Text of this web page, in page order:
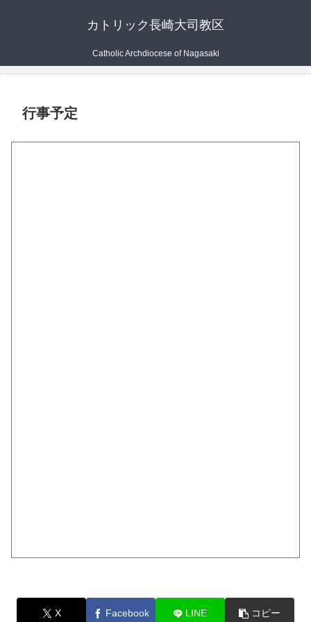
カトリック長崎大司教区
Catholic Archdiocese of Nagasaki
行事予定
X Facebook LINE コピー